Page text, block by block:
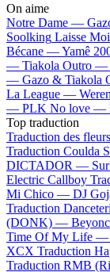
On aime
Notre Dame —
Soolking Laisse
Bécane —Yamê
— Tiakola Outro —
— Gazo & Tiakola
La League —
— PLK No love —
Top traduction
Traduction des
Traduction Coulda
DICTADOR —
Electric Callboy
Mi Chico — DJ
Traduction
(DONK) —
Time Of My Life —
XCX Traduction
Traduction RMB